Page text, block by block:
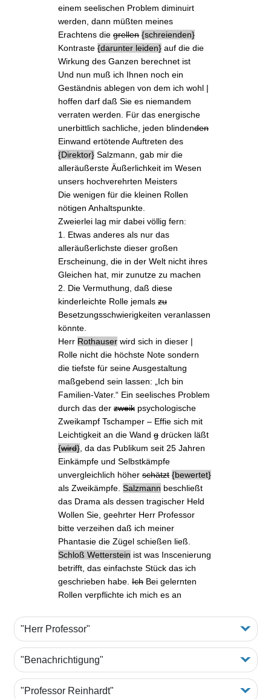
einem seelischen Problem diminuirt
werden, dann müßten meines
Erachtens diegrellen schreienden
Kontraste darunter leiden auf die die
Wirkung des Ganzen berechnet ist
Und nun muß ich Ihnen noch ein
Geständnis ablegen von dem ich wohl |
hoffen darf daß Sie es niemandem
verraten werden. Für das energische
unerbittlich sachliche, jeden blindenden
Einwand ertötende Auftreten des
Direktor Salzmann, gab mir die
alleräußerste Äußerlichkeit im Wesen
unsers hochverehrten Meisters
Die wenigen für die kleinen Rollen
nötigen Anhaltspunkte.
Zweierlei lag mir dabei völlig fern:
1. Etwas anderes als nur das
alleräußerlichste dieser großen
Erscheinung, die in der Welt nicht ihres
Gleichen hat, mir zunutze zu machen
2. Die Vermuthung, daß diese
kinderleichte Rolle jemalszu
Besetzungsschwierigkeiten veranlassen
könnte.
Herr Rothauser wird sich in dieser |
Rolle nicht die höchste Note sondern
die tiefste für seine Ausgestaltung
maßgebend sein lassen: „ Ich bin
Familien-Vater.“ Ein seelisches Problem
durch das derzweik psychologische
Zweikampf Tschamper – Effie sich mit
Leichtigkeit an die Wandgdrücken läßt
wird
, da das Publikum seit 25 Jahren
Einkämpfe und Selbstkämpfe
unvergleichlich höherschätzt
bewertet
als Zweikämpfe.Salzmann beschließt
das Drama als dessen tragischer Held
Wollen Sie, geehrter Herr Professor
bitte verzeihen daß ich meiner
Phantasie die Zügel schießen ließ.
Schloß Wetterstein ist was Inscenierung
betrifft,das einfachste Stück das ich
geschrieben habe.IchBei gelernten
Rollen verpflichte ich mich es an
"Herr Professor"
"Benachrichtigung"
"Professor Reinhardt"